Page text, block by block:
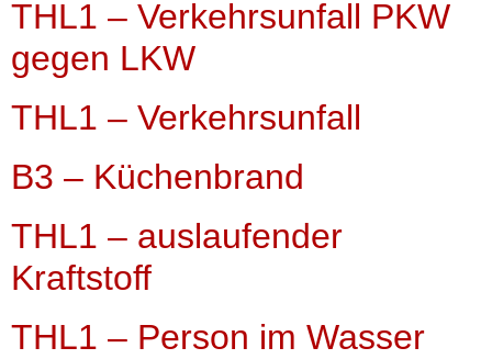
THL1 – Verkehrsunfall PKW
gegen LKW
THL1 – Verkehrsunfall
B3 – Küchenbrand
THL1 – auslaufender
Kraftstoff
THL1 – Person im Wasser